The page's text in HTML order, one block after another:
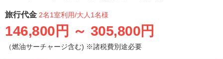
旅行代金 2名1室利用/大人1名様
146,800円 ～ 305,800円
（燃油サーチャージ含む) ※諸税費別途必要